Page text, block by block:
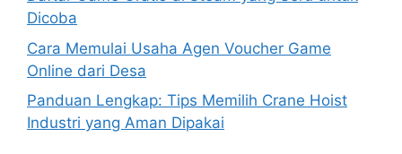
Dicoba
Cara Memulai Usaha Agen Voucher Game
Online dari Desa
Panduan Lengkap: Tips Memilih Crane Hoist
Industri yang Aman Dipakai